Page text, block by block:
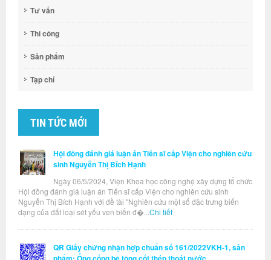
Tư vấn
Thi công
Sản phẩm
Tạp chí
TIN TỨC MỚI
Hội đồng đánh giá luận án Tiến sĩ cấp Viện cho nghiên cứu
sinh Nguyễn Thị Bích Hạnh
Ngày 06/5/2024, Viện Khoa học công nghệ xây dựng tổ chức
Hội đồng đánh giá luận án Tiến sĩ cấp Viện cho nghiên cứu sinh
Nguyễn Thị Bích Hạnh với đề tài "Nghiên cứu một số đặc trưng biến
dạng của đất loại sét yếu ven biển đ�... Chi tiết
QR Giấy chứng nhận hợp chuẩn số 161/2022VKH-1, sản